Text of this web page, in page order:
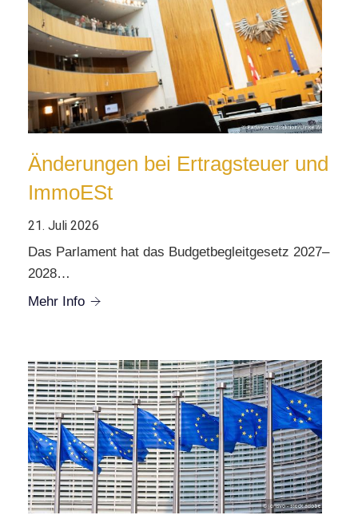
Änderungen bei Ertragsteuer und
ImmoESt
21. Juli 2026
Das Parlament hat das Budgetbegleitgesetz 2027–
2028…
Mehr Info